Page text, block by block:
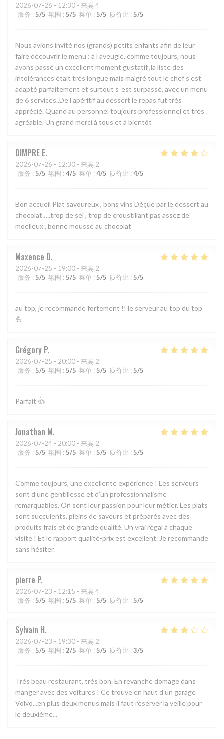
2026-07-26 - 12:30 - 来宾 4
服务 : 5/5 氛围 : 5/5 菜单 : 5/5 质价比 : 5/5
Nous avions invité nos (grands) petits enfants afin de leur
faire découvrir le menu : à l aveugle, comme toujours, nous
avons passé un excellent moment gustatif ,la liste des
intolérances était très longue mais malgré tout le chef s est
adapté parfaitement et surtout s ’est surpassé, avec un menu
de 6 services..De l apéritif au dessert le repas fut très
apprécié. Quand au personnel toujours professionnel et très
agréable. Un grand merci à tous et à bientôt
DIMPRE E
2026-07-26 - 12:30 - 来宾 2
服务 : 5/5 氛围 : 4/5 菜单 : 4/5 质价比 : 4/5
Bon accueil Plat savoureux , bons vins Déçue par le dessert au
chocolat ….trop de sel , trop de croustillant pas assez de
moelleux , bonne mousse au chocolat
Maxence D
2026-07-25 - 19:00 - 来宾 2
服务 : 5/5 氛围 : 5/5 菜单 : 5/5 质价比 : 5/5
au top, je recommande fortement !! le serveur au top du top
💪
Grégory P
2026-07-25 - 20:00 - 来宾 2
服务 : 5/5 氛围 : 5/5 菜单 : 5/5 质价比 : 5/5
Parfait 👍
Jonathan M
2026-07-24 - 20:00 - 来宾 2
服务 : 5/5 氛围 : 5/5 菜单 : 5/5 质价比 : 5/5
Comme toujours, une excellente expérience ! Les serveurs
sont d’une gentillesse et d’un professionnalisme
remarquables. On sent leur passion pour leur métier. Les plats
sont succulents, pleins de saveurs et préparés avec des
produits frais et de grande qualité. Un vrai régal à chaque
visite ! Et le rapport qualité-prix est excellent. Je recommande
sans hésiter.
pierre P
2026-07-23 - 12:15 - 来宾 4
服务 : 5/5 氛围 : 5/5 菜单 : 5/5 质价比 : 5/5
Sylvain H
2026-07-23 - 19:30 - 来宾 2
服务 : 5/5 氛围 : 2/5 菜单 : 5/5 质价比 : 3/5
Très beau restaurant, très bon. En revanche domage dans
manger avec des voitures ! Ce trouve en haut d'un garage
Volvo...en plus deux menus mais il faut réserver la veille pour
le deuxième...